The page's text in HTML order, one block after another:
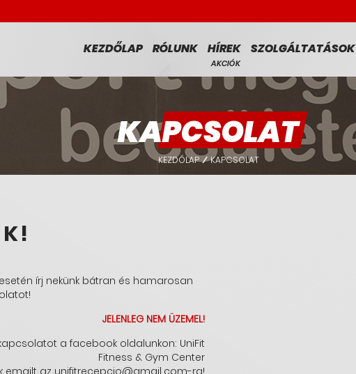
KEZDŐLAP RÓLUNK HÍREK
AKCIÓK
SZOLGÁLTATÁSOK
KAPCSOLAT
KEZDŐLAP / KAPCSOLAT
írj nekünk bátran és hamarosan
JELENLEG NEM ÜZEMEL!
a facebook oldalunkon: UniFit
Fitness & Gym Center
emailt az unifitrecepcio@gmail.com-ra!